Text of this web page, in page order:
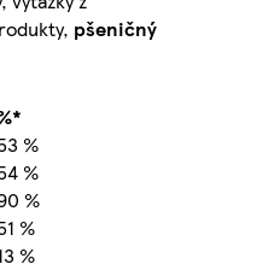
pšeničný
%
%
%
%
%